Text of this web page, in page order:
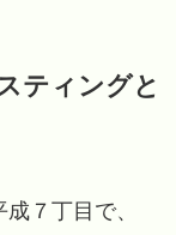
ティングと
７丁目で、